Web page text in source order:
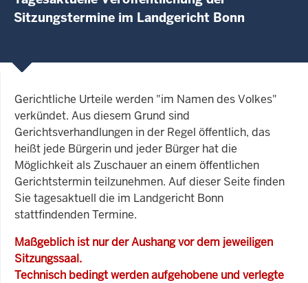
Sitzungstermine im Landgericht Bonn
Gerichtliche Urteile werden "im Namen des Volkes"
verkündet. Aus diesem Grund sind
Gerichtsverhandlungen in der Regel öffentlich, das
heißt jede Bürgerin und jeder Bürger hat die
Möglichkeit als Zuschauer an einem öffentlichen
Gerichtstermin teilzunehmen. Auf dieser Seite finden
Sie tagesaktuell die im Landgericht Bonn
stattfindenden Termine.
Maßgeblich ist nur der Aushang vor dem jeweiligen
Sitzungssaal.
Technisch bedingt werden aufgehobene und verlegte